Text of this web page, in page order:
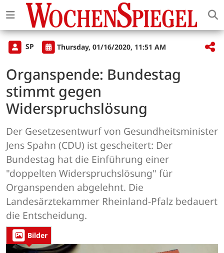
SP Thursday, 01/16/2020, 11:51 AM
Organspende: Bundestag
stimmt gegen
Widerspruchslösung
Der Gesetzesentwurf von Gesundheitsminister
Jens Spahn (CDU) ist gescheitert: Der
Bundestag hat die Einführung einer
"doppelten Widerspruchslösung" für
Organspenden abgelehnt. Die
Landesärztekammer Rheinland-Pfalz bedauert
die Entscheidung.
Bilder